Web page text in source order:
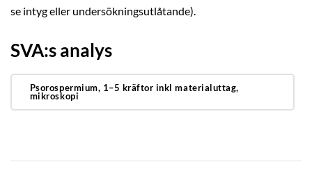
se intyg eller undersökningsutlåtande).
SVA:s analys
Psorospermium, 1–5 kräftor inkl materialuttag,
mikroskopi